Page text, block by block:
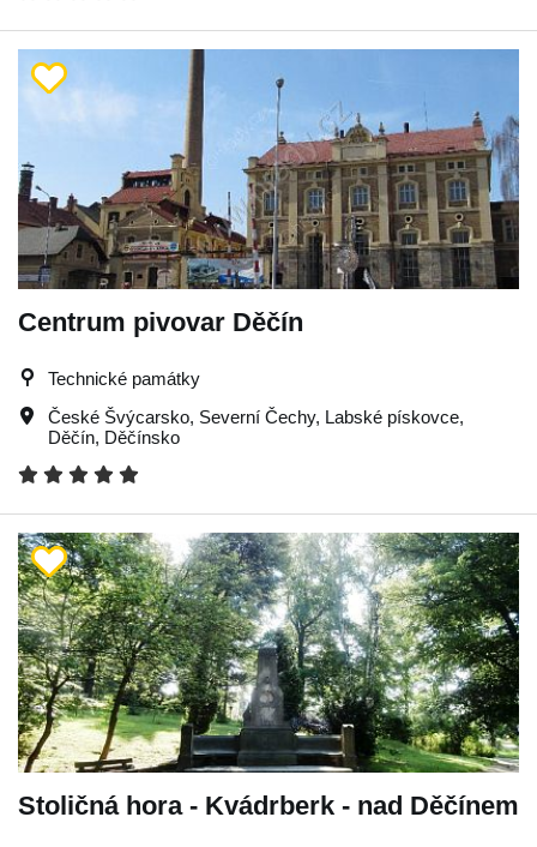
Centrum pivovar Děčín
Technické památky
České Švýcarsko, Severní Čechy, Labské pískovce,
Děčín, Děčínsko
Stoličná hora - Kvádrberk - nad Děčínem